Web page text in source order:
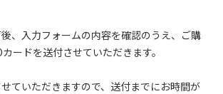
、入力フォームの内容を確認のうえ、ご購
ードを送付させていただきます。
ていただきますので、送付までにお時間が